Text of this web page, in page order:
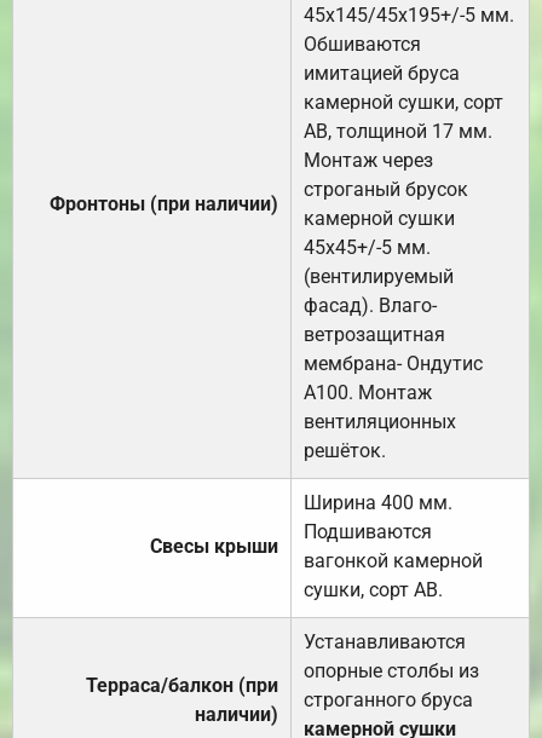
Фронтоны (при наличии)
45х145/45х195+/-5 мм.
Обшиваются
имитацией бруса
камерной сушки, сорт
АВ, толщиной 17 мм.
Монтаж через
строганый брусок
камерной сушки
45х45+/-5 мм.
(вентилируемый
фасад). Влаго-
ветрозащитная
мембрана- Ондутис
А100. Монтаж
вентиляционных
решёток.
Свесы крыши
Ширина 400 мм.
Подшиваются
вагонкой камерной
сушки, сорт АВ.
Терраса/балкон (при
наличии)
Устанавливаются
опорные столбы из
строганного бруса
камерной сушки